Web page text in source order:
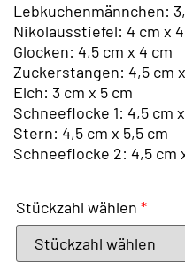
Lebkuchenmännchen:
Nikolausstiefel: 4 cm x
Glocken: 4,5 cm x 4 cm
Zuckerstangen: 4,5 cm
Elch: 3 cm x 5 cm
Schneeflocke 1: 4,5 cm
Stern: 4,5 cm x 5,5 cm
Schneeflocke 2: 4,5 cm
Stückzahl wählen *